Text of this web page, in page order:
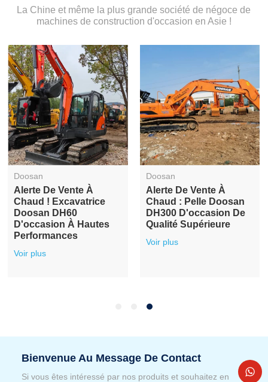
La Chine et même la plus grande société de négoce de
machines de construction d'occasion en Asie !
Doosan
Alerte De Vente À
Chaud ! Excavatrice
Doosan DH60
D'occasion À Hautes
Performances
Voir plus
Doosan
Alerte De Vente À
Chaud : Pelle Doosan
DH300 D'occasion De
Qualité Supérieure
Voir plus
Bienvenue Au Message De Contact
Si vous êtes intéressé par nos produits et souhaitez en